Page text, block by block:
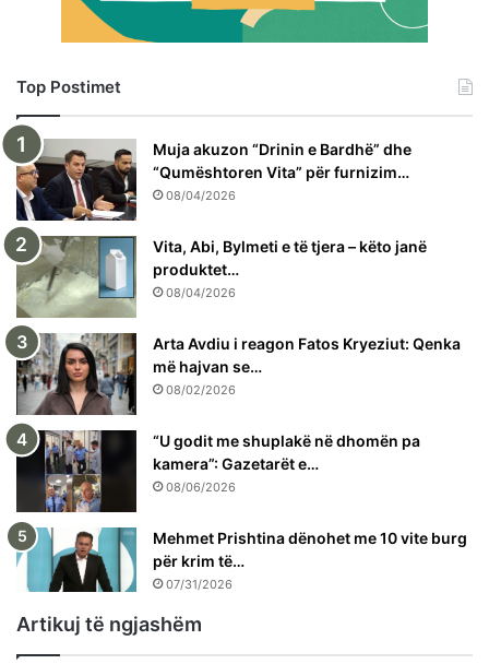
Top Postimet
Muja akuzon “Drinin e Bardhë” dhe
“Qumështoren Vita” për furnizim…
08/04/2026
Vita, Abi, Bylmeti e të tjera – këto janë
produktet…
08/04/2026
Arta Avdiu i reagon Fatos Kryeziut: Qenka
më hajvan se…
08/02/2026
“U godit me shuplakë në dhomën pa
kamera”: Gazetarët e…
08/06/2026
Mehmet Prishtina dënohet me 10 vite burg
për krim të…
07/31/2026
Artikuj të ngjashëm